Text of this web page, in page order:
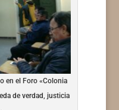
en el Foro «Colonia
de verdad, justicia